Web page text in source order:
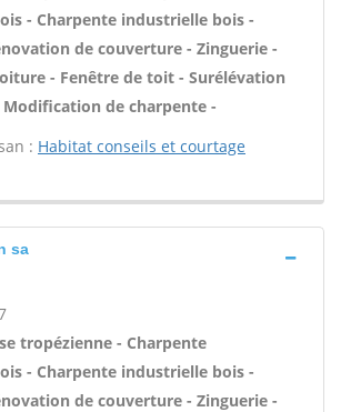
- Charpente industrielle bois -
de couverture - Zinguerie -
- Fenêtre de toit - Surélévation
de charpente -
: Habitat conseils et courtage
sa
tropézienne - Charpente
- Charpente industrielle bois -
de couverture - Zinguerie -